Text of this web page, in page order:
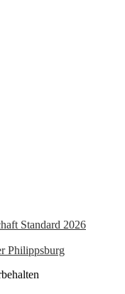
Standard 2026
Philippsburg